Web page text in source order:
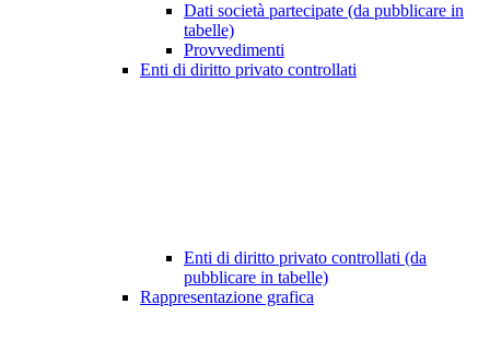
Dati società partecipate (da pubblicare in
tabelle)
Provvedimenti
Enti di diritto privato controllati
Enti di diritto privato controllati (da
pubblicare in tabelle)
Rappresentazione grafica